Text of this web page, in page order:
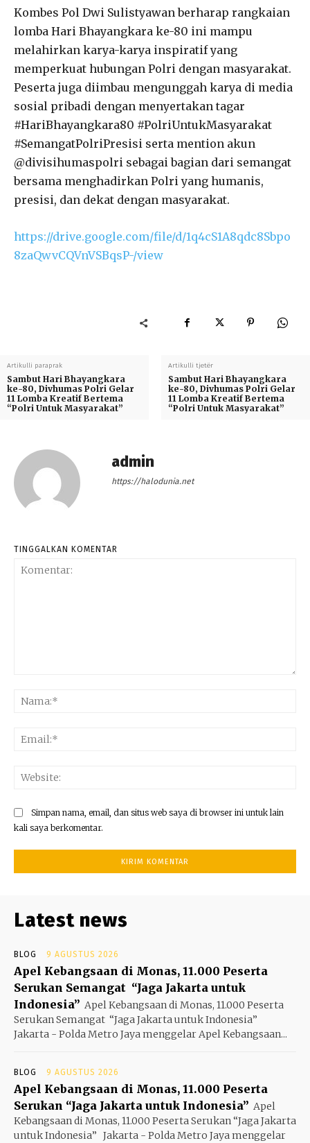
Kombes Pol Dwi Sulistyawan berharap rangkaian
lomba Hari Bhayangkara ke-80 ini mampu
melahirkan karya-karya inspiratif yang
memperkuat hubungan Polri dengan masyarakat.
Peserta juga diimbau mengunggah karya di media
sosial pribadi dengan menyertakan tagar
#HariBhayangkara80 #PolriUntukMasyarakat
#SemangatPolriPresisi serta mention akun
@divisihumaspolri sebagai bagian dari semangat
bersama menghadirkan Polri yang humanis,
presisi, dan dekat dengan masyarakat.
https://drive.google.com/file/d/1q4cS1A8qdc8Sbpo
8zaQwvCQVnVSBqsP-/view
Artikulli paraprak
Sambut Hari Bhayangkara
ke-80, Divhumas Polri Gelar
11 Lomba Kreatif Bertema
“Polri Untuk Masyarakat”
Artikulli tjetër
Sambut Hari Bhayangkara
ke-80, Divhumas Polri Gelar
11 Lomba Kreatif Bertema
“Polri Untuk Masyarakat”
admin
https://halodunia.net
TINGGALKAN KOMENTAR
Simpan nama, email, dan situs web saya di browser ini untuk lain
kali saya berkomentar.
Latest news
BLOG 9 AGUSTUS 2026
Apel Kebangsaan di Monas, 11.000 Peserta
Serukan Semangat “Jaga Jakarta untuk
Indonesia” Apel Kebangsaan di Monas, 11.000 Peserta
Serukan Semangat “Jaga Jakarta untuk Indonesia”
Jakarta - Polda Metro Jaya menggelar Apel Kebangsaan...
BLOG 9 AGUSTUS 2026
Apel Kebangsaan di Monas, 11.000 Peserta
Serukan “Jaga Jakarta untuk Indonesia” Apel
Kebangsaan di Monas, 11.000 Peserta Serukan “Jaga Jakarta
untuk Indonesia” Jakarta - Polda Metro Jaya menggelar